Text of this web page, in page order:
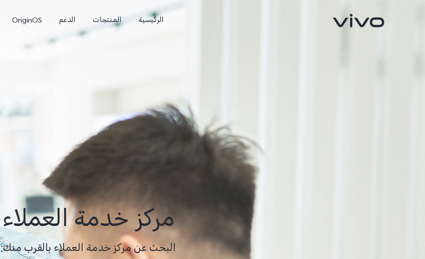
الرئيسية المنتجات الدعم OriginOS
V70 FE
X300 جديد
مركز خدمة العملاء
البحث عن مركز خدمة العملاء بالقرب منك.